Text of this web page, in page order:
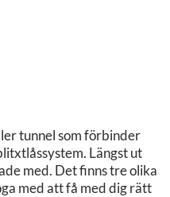
tunnel som förbinder
Längst ut
med. Det finns tre olika
med att få med dig rätt